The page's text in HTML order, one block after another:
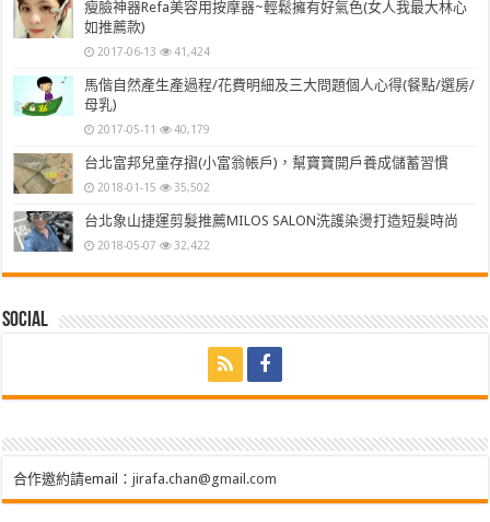
瘦臉神器Refa美容用按摩器~輕鬆擁有好氣色(女人我最大林心
如推薦款)
2017-06-13 41,424
馬偕自然產生產過程/花費明細及三大問題個人心得(餐點/選房/
母乳)
2017-05-11 40,179
台北富邦兒童存摺(小富翁帳戶)，幫寶寶開戶養成儲蓄習慣
2018-01-15 35,502
台北象山捷運剪髮推薦MILOS SALON洗護染燙打造短髮時尚
2018-05-07 32,422
Social
合作邀約請email：jirafa.chan@gmail.com